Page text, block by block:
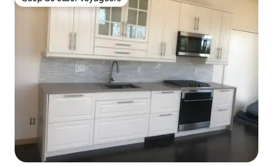
Coup de cœur voyageurs